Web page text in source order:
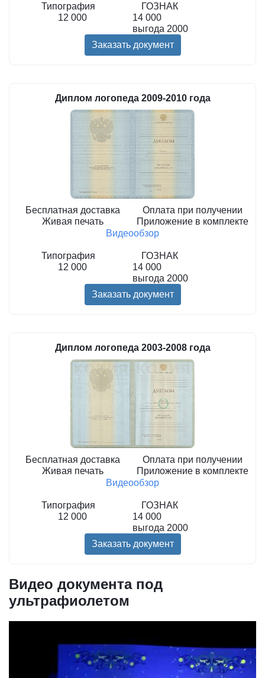
Типография
ГОЗНАК
12 000
14 000
выгода 2000
Заказать документ
Диплом логопеда 2009-2010 года
Бесплатная доставка
Живая печать
Оплата при получении
Приложение в комплекте
Видеообзор
Типография
ГОЗНАК
12 000
14 000
выгода 2000
Заказать документ
Диплом логопеда 2003-2008 года
Бесплатная доставка
Живая печать
Оплата при получении
Приложение в комплекте
Видеообзор
Типография
ГОЗНАК
12 000
14 000
выгода 2000
Заказать документ
Видео документа под
ультрафиолетом